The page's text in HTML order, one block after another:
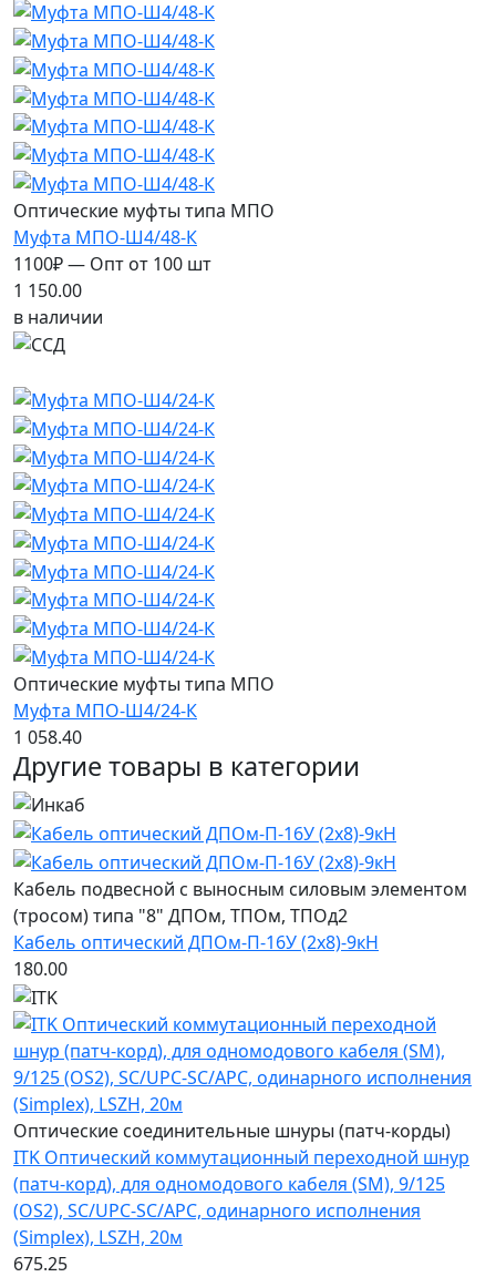
Оптические муфты типа МПО
Муфта МПО-Ш4/48-К
1100₽ — Опт от 100 шт
1 150.00
в наличии
Оптические муфты типа МПО
Муфта МПО-Ш4/24-К
1 058.40
Другие товары в категории
Кабель подвесной с выносным силовым элементом
(тросом) типа "8" ДПОм, ТПОм, ТПОд2
Кабель оптический ДПОм-П-16У (2х8)-9кН
180.00
Оптические соединительные шнуры (патч-корды)
ITK Оптический коммутационный переходной шнур
(патч-корд), для одномодового кабеля (SM), 9/125
(OS2), SC/UPC-SC/APC, одинарного исполнения
(Simplex), LSZH, 20м
675.25